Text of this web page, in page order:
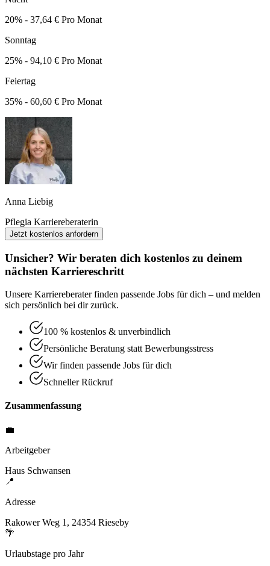
20% - 37,64 € Pro Monat
Sonntag
25% - 94,10 € Pro Monat
Feiertag
35% - 60,60 € Pro Monat
Anna Liebig
Pflegia Karriereberaterin
Jetzt kostenlos anfordern
Unsicher? Wir beraten dich kostenlos zu deinem
nächsten Karriereschritt
Unsere Karriereberater finden passende Jobs für dich – und melden
sich persönlich bei dir zurück.
100 % kostenlos & unverbindlich
Persönliche Beratung statt Bewerbungsstress
Wir finden passende Jobs für dich
Schneller Rückruf
Zusammenfassung
💼
Arbeitgeber
Haus Schwansen
📍
Adresse
Rakower Weg 1, 24354 Rieseby
🌴
Urlaubstage pro Jahr